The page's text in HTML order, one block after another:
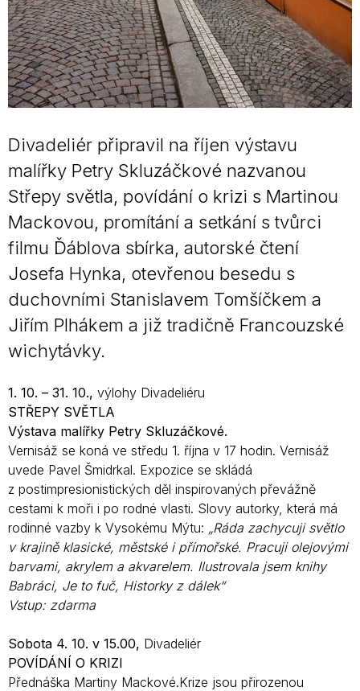
Divadeliér připravil na říjen výstavu
malířky Petry Skluzáčkové nazvanou
Střepy světla, povídání o krizi s Martinou
Mackovou, promítání a setkání s tvůrci
filmu Ďáblova sbírka, autorské čtení
Josefa Hynka, otevřenou besedu s
duchovními Stanislavem Tomšíčkem a
Jiřím Plhákem a již tradičně Francouzské
wichytávky.
1. 10. – 31. 10., výlohy Divadeliéru
STŘEPY SVĚTLA
Výstava malířky Petry Skluzáčkové.
Vernisáž se koná ve středu 1. října v 17 hodin. Vernisáž
uvede Pavel Šmidrkal. Expozice se skládá
z postimpresionistických děl inspirovaných převážně
cestami k moři i po rodné vlasti. Slovy autorky, která má
rodinné vazby k Vysokému Mýtu: „Ráda zachycuji světlo
v krajině klasické, městské i přímořské. Pracuji olejovými
barvami, akrylem a akvarelem. Ilustrovala jsem knihy
Babráci, Je to fuč, Historky z dálek“
Vstup: zdarma
Sobota 4. 10. v 15.00, Divadeliér
POVÍDÁNÍ O KRIZI
Přednáška Martiny Mackové.Krize jsou přirozenou